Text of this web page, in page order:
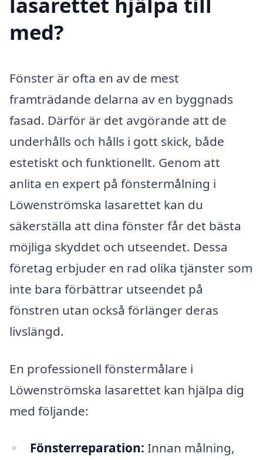
med?
Fönster är ofta en av de mest
framträdande delarna av en byggnads
fasad. Därför är det avgörande att de
underhålls och hålls i gott skick, både
estetiskt och funktionellt. Genom att
anlita en expert på fönstermålning i
Löwenströmska lasarettet kan du
säkerställa att dina fönster får det bästa
möjliga skyddet och utseendet. Dessa
företag erbjuder en rad olika tjänster som
inte bara förbättrar utseendet på
fönstren utan också förlänger deras
livslängd.
En professionell fönstermålare i
Löwenströmska lasarettet kan hjälpa dig
med följande:
Fönsterreparation: Innan målning,